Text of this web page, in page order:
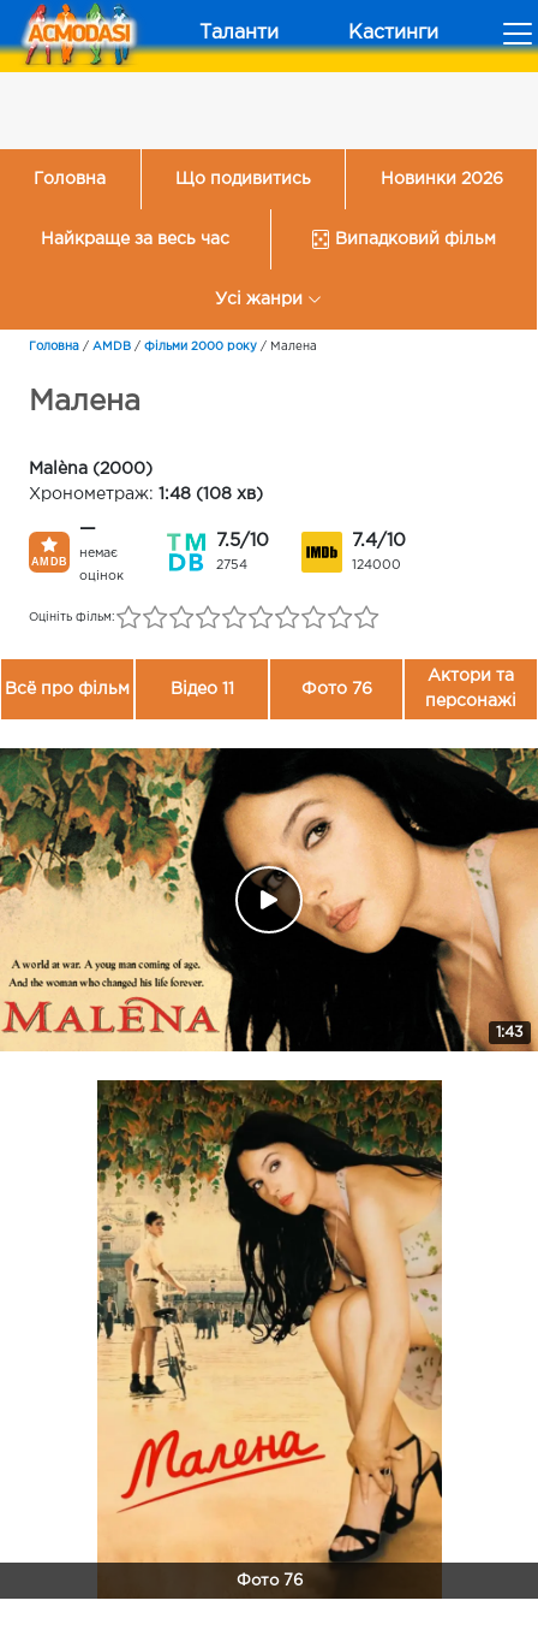
Таланти Кастинги
Головна Що подивитись Новинки 2026
Найкраще за весь час Випадковий фільм
Усі жанри
Головна / AMDB / Фільми 2000 року / Малена
Малена
Malèna (2000)
Хронометраж: 1:48 (108 хв)
—
немає
оцінок
7.5/10
2754
7.4/10
124000
Оцініть фільм:
Всё про фільм Відео 11 Фото 76
Актори та
персонажі
1:43
Фото 76